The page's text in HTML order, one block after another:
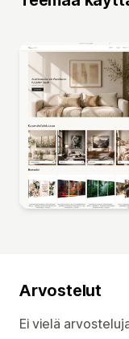
Arvostelut
Ei vielä